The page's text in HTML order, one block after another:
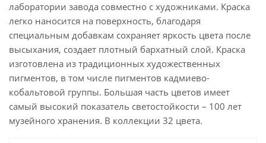
лаборатории завода совместно с художниками. Краска
легко наносится на поверхность, благодаря
специальным добавкам сохраняет яркость цвета после
высыхания, создает плотный бархатный слой. Краска
изготовлена из традиционных художественных
пигментов, в том числе пигментов кадмиево-
кобальтовой группы. Большая часть цветов имеет
самый высокий показатель светостойкости – 100 лет
музейного хранения. В коллекции 32 цвета.